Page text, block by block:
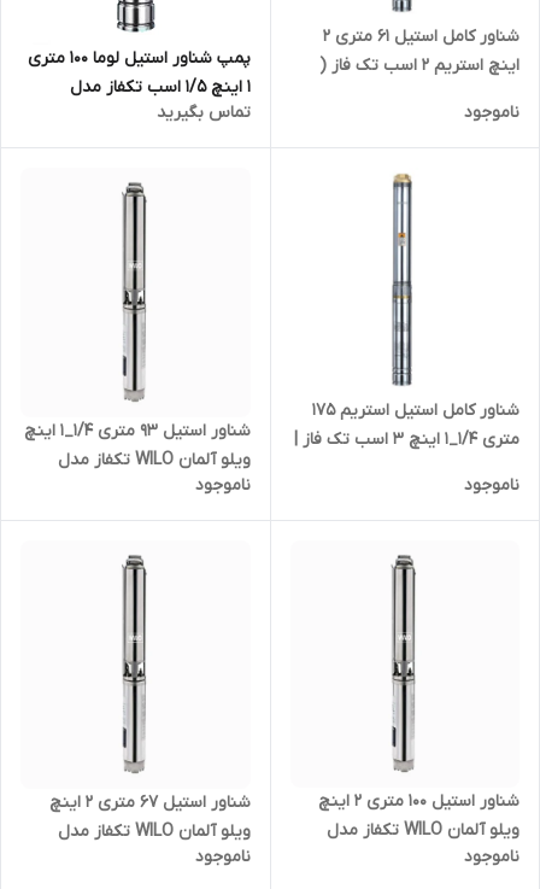
شناور کامل استیل ۶۱ متری ۲
اینچ استریم ۲ اسب تک فاز (
۵۵ _ ۶۰ متری مدادی قلمی تنه
۴ اینچ باریک تکفاز
ناموجود
پمپ شناور استیل لوما ۱۰۰ متری
۱ اینچ ۱/۵ اسب تکفاز مدل
4SKM150
تماس بگیرید
شناور کامل استیل استریم ۱۷۵
متری ۱/۴_۱ اینچ ۳ اسب تک فاز |
متری تکفاز
ناموجود
شناور استیل ۹۳ متری ۱/۴_۱ اینچ
ویلو آلمان WILO تکفاز مدل
فاز
ناموجود
شناور استیل ۱۰۰ متری ۲ اینچ
ویلو آلمان WILO تکفاز مدل
ناموجود
شناور استیل ۶۷ متری ۲ اینچ
ویلو آلمان WILO تکفاز مدل
ناموجود